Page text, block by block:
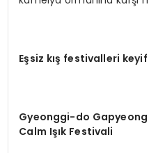
Eşsiz kış festivalleri
Gyeonggi-do
Calm Işık Festivali